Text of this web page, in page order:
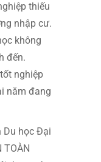
thiếu
nhập cư.
không
đến.
nghiệp
năm đang
Du học Đại
TOÀN